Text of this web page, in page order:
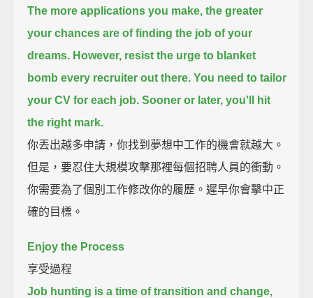
The more applications you make, the greater
your chances are of finding the job of your
dreams. However, resist the urge to blanket
bomb every recruiter out there. You need to tailor
your CV for each job. Sooner or later, you'll hit
the right mark.
你丟出越多申請，你找到夢想中工作的機會就越大。
但是，要忍住大規模攻擊那裡每個招聘人員的衝動。
你需要為了個別工作修改你的履歷。遲早你會擊中正
確的目標。
Enjoy the Process
享受過程
Job hunting is a time of transition and change,